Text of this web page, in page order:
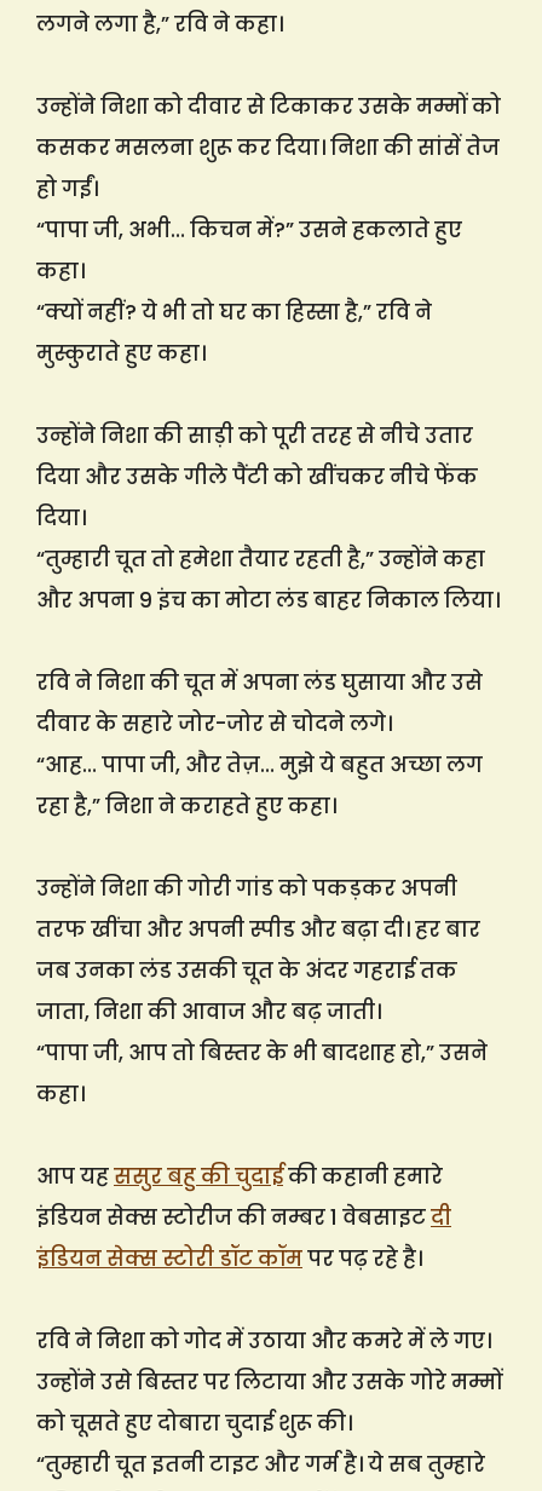
लगने लगा है,” रवि ने कहा।
उन्होंने निशा को दीवार से टिकाकर उसके मम्मों को
कसकर मसलना शुरू कर दिया। निशा की सांसें तेज
हो गईं।
“पापा जी, अभी… किचन में?” उसने हकलाते हुए
कहा।
“क्यों नहीं? ये भी तो घर का हिस्सा है,” रवि ने
मुस्कुराते हुए कहा।
उन्होंने निशा की साड़ी को पूरी तरह से नीचे उतार
दिया और उसके गीले पैंटी को खींचकर नीचे फेंक
दिया।
“तुम्हारी चूत तो हमेशा तैयार रहती है,” उन्होंने कहा
और अपना 9 इंच का मोटा लंड बाहर निकाल लिया।
रवि ने निशा की चूत में अपना लंड घुसाया और उसे
दीवार के सहारे जोर-जोर से चोदने लगे।
“आह… पापा जी, और तेज़… मुझे ये बहुत अच्छा लग
रहा है,” निशा ने कराहते हुए कहा।
उन्होंने निशा की गोरी गांड को पकड़कर अपनी
तरफ खींचा और अपनी स्पीड और बढ़ा दी। हर बार
जब उनका लंड उसकी चूत के अंदर गहराई तक
जाता, निशा की आवाज और बढ़ जाती।
“पापा जी, आप तो बिस्तर के भी बादशाह हो,” उसने
कहा।
आप यहससुर बहु की चुदाईकी कहानी हमारे
इंडियन सेक्स स्टोरीज की नम्बर 1 वेबसाइटदी
इंडियन सेक्स स्टोरी डॉट कॉमपर पढ़ रहे है।
रवि ने निशा को गोद में उठाया और कमरे में ले गए।
उन्होंने उसे बिस्तर पर लिटाया और उसके गोरे मम्मों
को चूसते हुए दोबारा चुदाई शुरू की।
“तुम्हारी चूत इतनी टाइट और गर्म है। ये सब तुम्हारे